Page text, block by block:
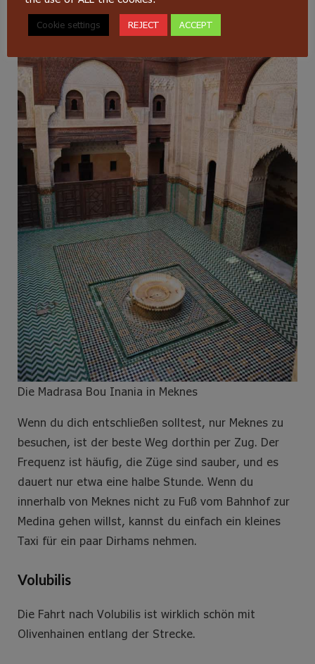
Die Madrasa Bou Inania in Meknes
Wenn du dich entschließen solltest, nur Meknes zu
besuchen, ist der beste Weg dorthin per Zug. Der
Frequenz ist häufig, die Züge sind sauber, und es
dauert nur etwa eine halbe Stunde. Wenn du
innerhalb von Meknes nicht zu Fuß vom Bahnhof zur
Medina gehen willst, kannst du einfach ein kleines
Taxi für ein paar Dirhams nehmen.
Volubilis
Die Fahrt nach Volubilis ist wirklich schön mit
Olivenhainen entlang der Strecke.
Cookie settings REJECT ACCEPT